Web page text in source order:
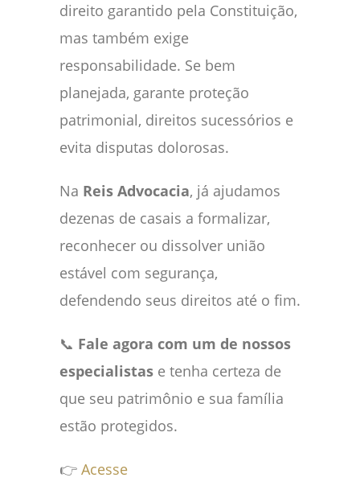
direito garantido pela Constituição,
mas também exige
responsabilidade. Se bem
planejada, garante proteção
patrimonial, direitos sucessórios e
evita disputas dolorosas.
Na Reis Advocacia, já ajudamos
dezenas de casais a formalizar,
reconhecer ou dissolver união
estável com segurança,
defendendo seus direitos até o fim.
📞 Fale agora com um de nossos
especialistas e tenha certeza de
que seu patrimônio e sua família
estão protegidos.
👉 Acesse